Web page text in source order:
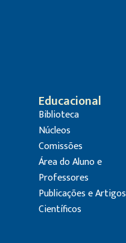
Educacional
Biblioteca
Núcleos
Comissões
Área do Aluno e
Professores
Publicações e Artigos
Científicos